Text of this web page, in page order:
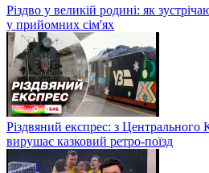
Різдво у великій родині: як
у прийомних сім'ях
Різдвяний експрес: з Центрального
вирушає казковий ретро-поїзд